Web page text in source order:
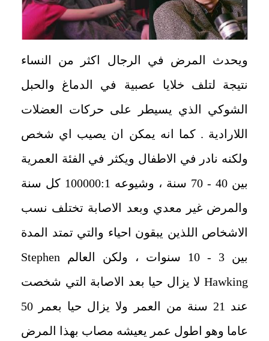
ويحدث المرض في الرجال اكثر من النساء
نتيجة لتلف خلايا عصبية في الدماغ والحبل
الشوكي الذي يسيطر على حركات العضلات
اللارادية . كما انه يمكن ان يصيب اي شخص
ولكنه نادر في الاطفال ويكثر في الفئة العمرية
بين 40 - 70 سنة ، وشيوعه 100000:1 كل سنة
والمرض غير معدي وبعد الاصابة تختلف نسب
الاشخاص اللذين يبقون احياء والتي تمتد المدة
بين 3 - 10 سنوات ، ولكن العالم Stephen
Hawking لا يزال حيا بعد الاصابة التي شخصت
عند 21 سنة من العمر ولا يزال حيا بعمر 50
عاما وهو اطول عمر يعيشه مصاب بهذا ا لمرض